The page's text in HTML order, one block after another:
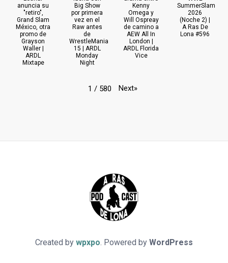
anuncia su
"retiro",
Grand Slam
México, otra
promo de
Grayson
Waller |
ARDL
Mixtape
Big Show
por primera
vez en el
Raw antes
de
WrestleMania
15 | ARDL
Monday
Night
Kenny
Omega y
Will Ospreay
de camino a
AEW All In
London |
ARDL Florida
Vice
SummerSlam
2026
(Noche 2) |
A Ras De
Lona #596
1 / 580 Next»
Created by wpxpo. Powered by WordPress